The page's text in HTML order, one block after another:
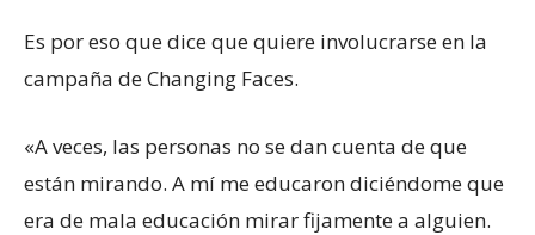
Es por eso que dice que quiere involucrarse en la
campaña de Changing Faces.
«A veces, las personas no se dan cuenta de que
están mirando. A mí me educaron diciéndome que
era de mala educación mirar fijamente a alguien.